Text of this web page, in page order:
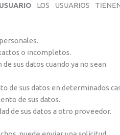
LOS USUARIOS
o incompletos.
sus datos cuando ya no sean
de sus datos en determinados
de sus datos.
de sus datos a otro proveedor.